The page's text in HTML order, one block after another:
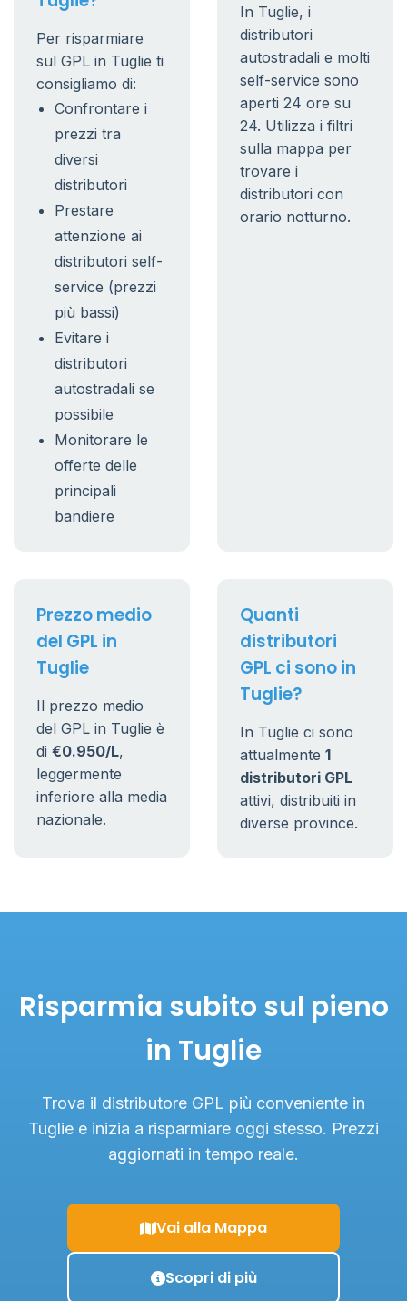
Per risparmiare
sul GPL in Tuglie ti
consigliamo di:
Confrontare i
prezzi tra
diversi
distributori
Prestare
attenzione ai
distributori self-
service (prezzi
più bassi)
Evitare i
distributori
autostradali se
possibile
Monitorare le
offerte delle
principali
bandiere
In Tuglie, i
distributori
autostradali e molti
self-service sono
aperti 24 ore su
24. Utilizza i filtri
sulla mappa per
trovare i
distributori con
orario notturno.
Prezzo medio
del GPL in
Tuglie
Il prezzo medio
del GPL in Tuglie è
di €0.950/L,
leggermente
inferiore alla media
nazionale.
Quanti
distributori
GPL ci sono in
Tuglie?
In Tuglie ci sono
attualmente 1
distributori GPL
attivi, distribuiti in
diverse province.
Risparmia subito sul pieno
in Tuglie
Trova il distributore GPL più conveniente in
Tuglie e inizia a risparmiare oggi stesso. Prezzi
aggiornati in tempo reale.
Vai alla Mappa
Scopri di più